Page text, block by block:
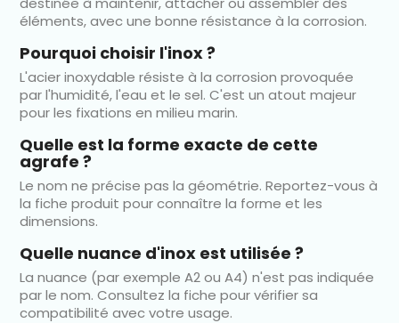
éléments, avec une bonne résistance à la corrosion.
Pourquoi choisir l'inox ?
L'acier inoxydable résiste à la corrosion provoquée
par l'humidité, l'eau et le sel. C'est un atout majeur
pour les fixations en milieu marin.
Quelle est la forme exacte de cette
agrafe ?
Le nom ne précise pas la géométrie. Reportez-vous à
la fiche produit pour connaître la forme et les
dimensions.
Quelle nuance d'inox est utilisée ?
La nuance (par exemple A2 ou A4) n'est pas indiquée
par le nom. Consultez la fiche pour vérifier sa
compatibilité avec votre usage.